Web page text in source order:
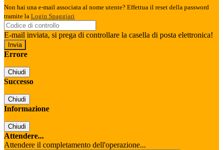
Non hai una e-mail associata al nome utente? Effettua il reset della password
tramite la Login Spaggiari
E-mail inviata, si prega di controllare la casella di posta elettronica!
Errore
Chiudi
Successo
Chiudi
Informazione
Chiudi
Attendere...
Attendere il completamento dell'operazione...